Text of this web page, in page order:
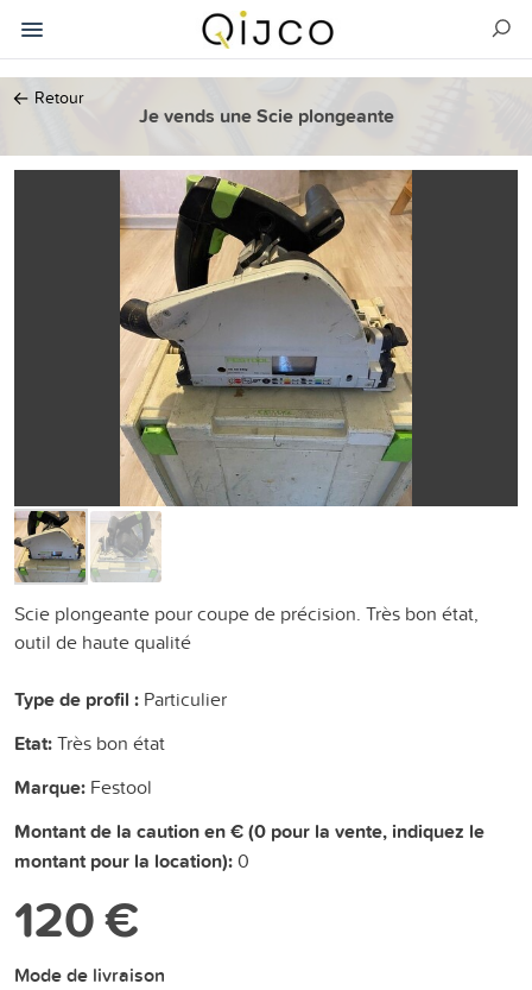
← Retour
Je vends une Scie plongeante
Scie plongeante pour coupe de précision. Très bon état,
outil de haute qualité
Type de profil : Particulier
Etat:Très bon état
Marque: Festool
Montant de la caution en € (0 pour la vente, indiquez le
montant pour la location):0
120 €
Mode de livraison